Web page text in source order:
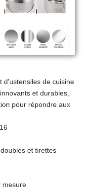
d'ustensiles de cuisine
et durables,
pour répondre aux
et tirettes
mesure